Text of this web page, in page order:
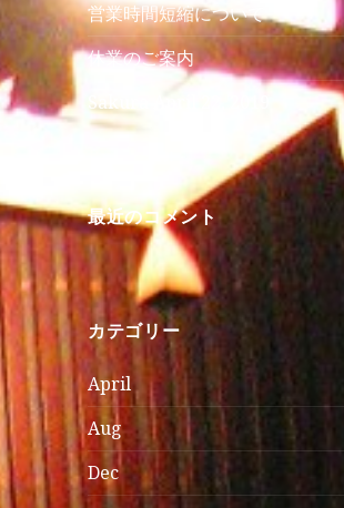
営業時間短縮について
休業のご案内
Sakura April 22, 2019
最近のコメント
カテゴリー
April
Aug
Dec